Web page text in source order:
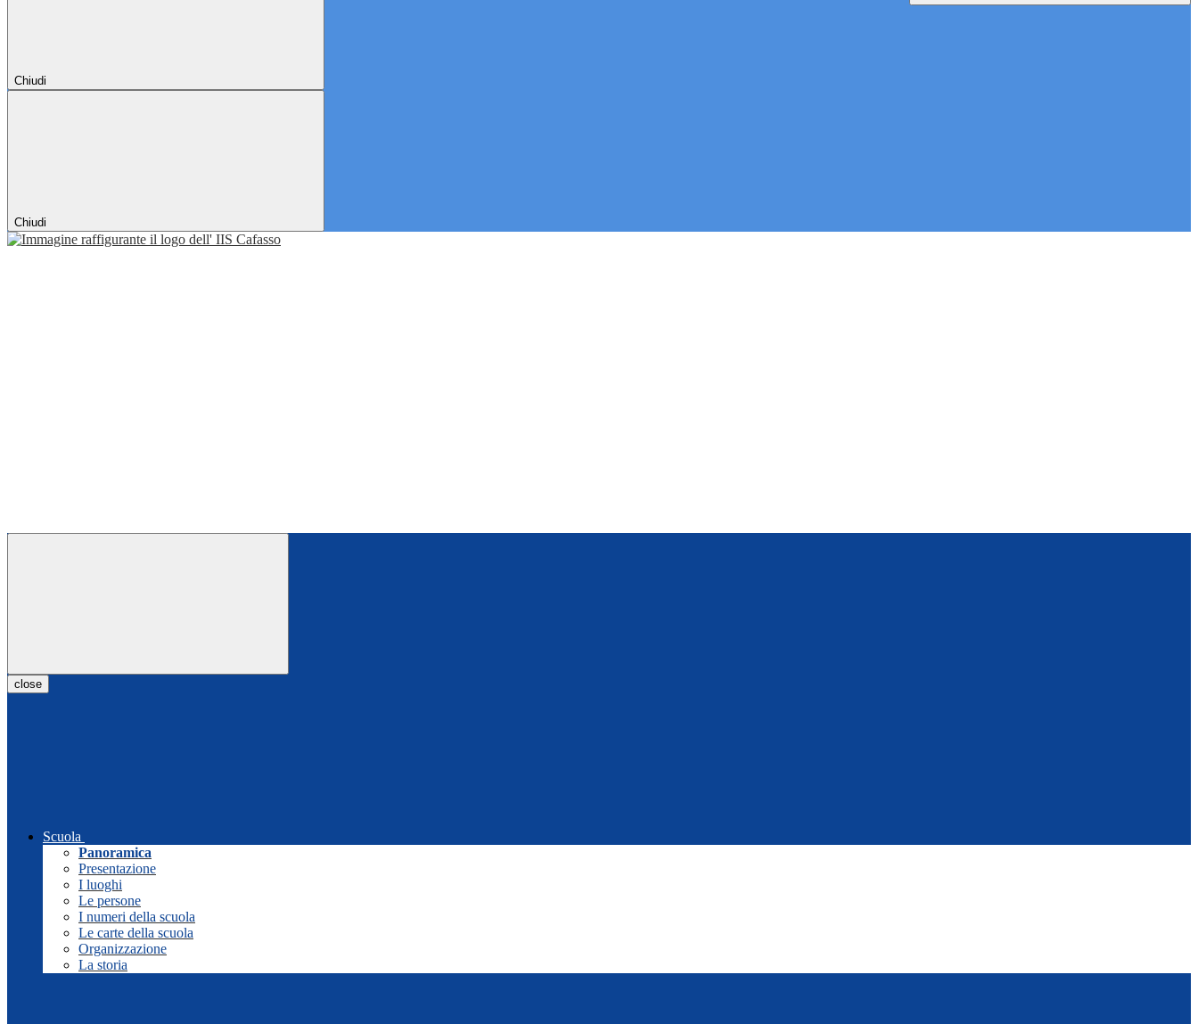
Chiudi
Chiudi
close
Scuola
Panoramica
Presentazione
I luoghi
Le persone
I numeri della scuola
Le carte della scuola
Organizzazione
La storia